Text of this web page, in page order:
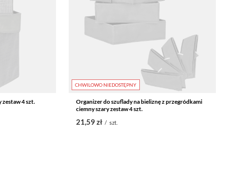
zestaw 4 szt.
CHWILOWO NIEDOSTĘPNY
Organizer do szuflady na bieliznę z przegródkami
ciemny szary zestaw 4 szt.
21,59 zł / szt.